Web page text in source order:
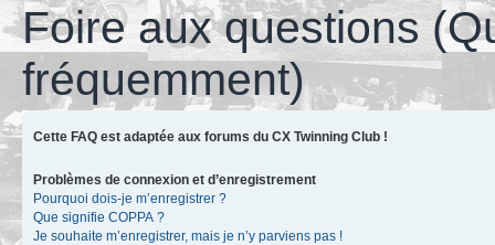
Foire aux questions
fréquemment)
Cette FAQ est adaptée aux forums du CX Twinning Club !
Problèmes de connexion et d’enregistrement
Pourquoi dois-je m’enregistrer ?
Que signifie COPPA ?
Je souhaite m’enregistrer, mais je n’y parviens pas !